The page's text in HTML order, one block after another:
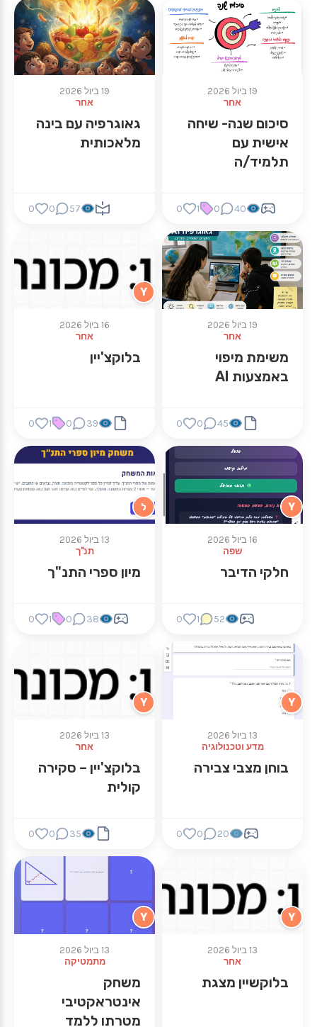
19 ביול 2026
אחר
סיכום שנה- שיחה
אישית עם
תלמיד/ה
40
0
1
0
19 ביול 2026
אחר
גאוגרפיה עם בינה
מלאכותית
57
0
0
19 ביול 2026
אחר
משימת מיפוי
באמצעות AI
45
0
0
Y
16 ביול 2026
אחר
בלוקצ'יין
39
0
1
0
Y
16 ביול 2026
שפה
חלקי הדיבר
52
1
0
ל
13 ביול 2026
תנ"ך
מיון ספרי התנ"ך
38
0
1
0
Y
13 ביול 2026
מדע וטכנולוגיה
בוחן מצבי צבירה
20
0
0
Y
13 ביול 2026
אחר
בלוקצ'יין – סקירה
קולית
35
0
0
Y
13 ביול 2026
אחר
בלוקשיין מצגת
Y
13 ביול 2026
מתמטיקה
משחק
אינטראקטיבי
מטרתו ללמד